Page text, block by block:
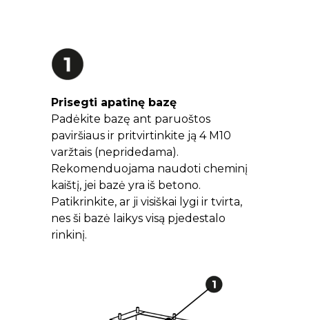
Prisegti apatinę bazę
Padėkite bazę ant paruoštos
paviršiaus ir pritvirtinkite ją 4 M10
varžtais (nepridedama).
Rekomenduojama naudoti cheminį
kaištį, jei bazė yra iš betono.
Patikrinkite, ar ji visiškai lygi ir tvirta,
nes ši bazė laikys visą pjedestalo
rinkinį.